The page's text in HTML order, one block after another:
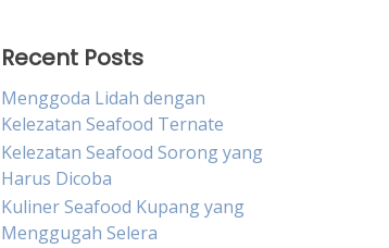
Recent Posts
Menggoda Lidah dengan
Kelezatan Seafood Ternate
Kelezatan Seafood Sorong yang
Harus Dicoba
Kuliner Seafood Kupang yang
Menggugah Selera